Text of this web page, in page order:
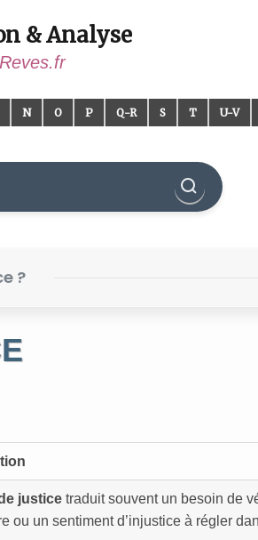
& Analyse
N O P Q-R S T U-V
?
justice traduit souvent un besoin de
ou un sentiment d’injustice à régler